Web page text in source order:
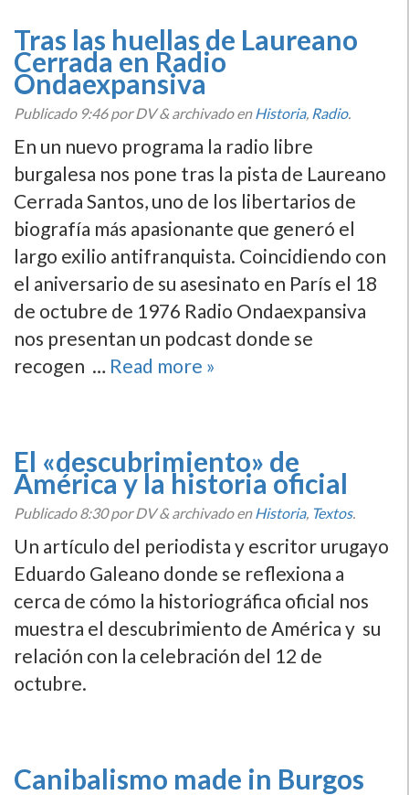
Tras las huellas de Laureano
Cerrada en Radio
Ondaexpansiva
Publicado 9:46por DV&archivado enHistoria, Radio.
En un nuevo programa la radio libre
burgalesa nos pone tras la pista de Laureano
Cerrada Santos, uno de los libertarios de
biografí­a más apasionante que generó el
largo exilio antifranquista. Coincidiendo con
el aniversario de su asesinato en Parí­s el 18
de octubre de 1976 Radio Ondaexpansiva
nos presentan un podcast donde se
recogen … Read more »
El «descubrimiento» de
América y la historia oficial
Publicado8:30por DV&archivado enHistoria, Textos.
Un artí­culo del periodista y escritor urugayo
Eduardo Galeano donde se reflexiona a
cerca de cómo la historiográfica oficial nos
muestra el descubrimiento de América y su
relación con la celebración del 12 de
octubre.
Canibalismo made in Burgos